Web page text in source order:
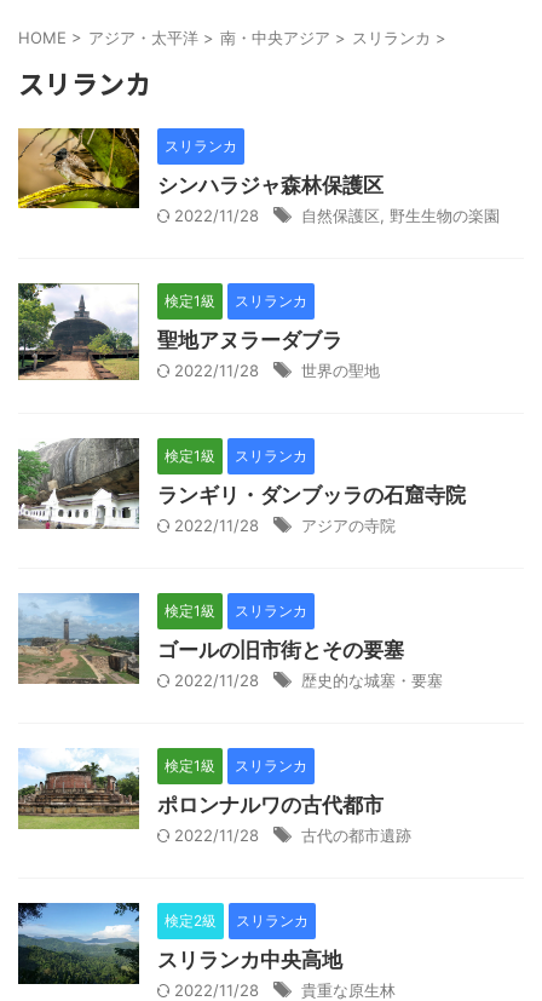
HOME > アジア・太平洋 > 南・中央アジア > スリランカ >
スリランカ
スリランカ
シンハラジャ森林保護区
2022/11/28 自然保護区 野生生物の楽園
検定1級 スリランカ
聖地アヌラーダブラ
2022/11/28 世界の聖地
検定1級 スリランカ
ランギリ・ダンブッラの石窟寺院
2022/11/28 アジアの寺院
検定1級 スリランカ
ゴールの旧市街とその要塞
2022/11/28 歴史的な城塞・要塞
検定1級 スリランカ
ポロンナルワの古代都市
2022/11/28 古代の都市遺跡
検定2級 スリランカ
スリランカ中央高地
2022/11/28 貴重な原生林